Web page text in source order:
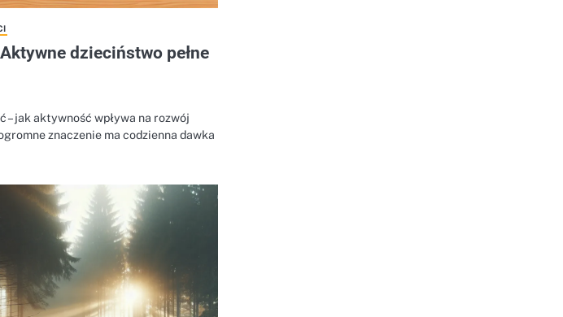
dzieciństwo pełne
– jak aktywność wpływa na rozwój
znaczenie ma codzienna dawka